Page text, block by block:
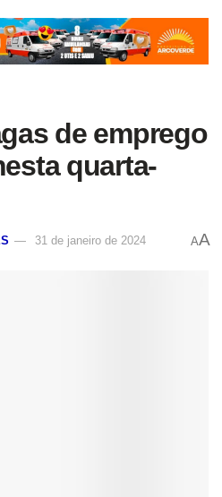
de emprego
quarta-
31 de janeiro de 2024 AA